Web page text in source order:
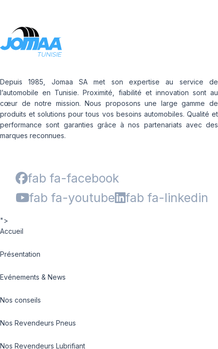
Depuis 1985, Jomaa SA met son expertise au service de
l’automobile en Tunisie. Proximité, fiabilité et innovation sont au
cœur de notre mission. Nous proposons une large gamme de
produits et solutions pour tous vos besoins automobiles. Qualité et
performance sont garanties grâce à nos partenariats avec des
marques reconnues.
fab fa-facebook
fab fa-youtube
fab fa-linkedin
">
Accueil
Présentation
Evénements & News
Nos conseils
Nos Revendeurs Pneus
Nos Revendeurs Lubrifiant